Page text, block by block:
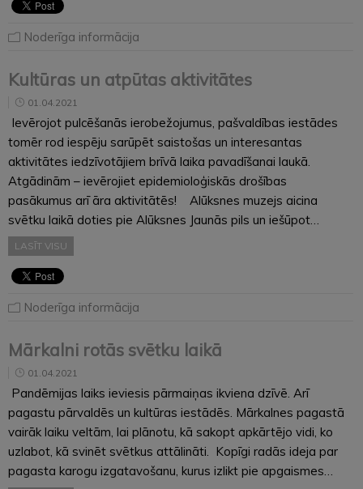
Noderīga informācija
Kultūras un atpūtas aktivitātes
01.04.2021
Ievērojot pulcēšanās ierobežojumus, pašvaldības iestādes
tomēr rod iespēju sarūpēt saistošas un interesantas
aktivitātes iedzīvotājiem brīvā laika pavadīšanai laukā.
Atgādinām – ievērojiet epidemioloģiskās drošības
pasākumus arī āra aktivitātēs! Alūksnes muzejs aicina
svētku laikā doties pie Alūksnes Jaunās pils un iešūpot…
LASĪT VISU
Noderīga informācija
Mārkalni rotās svētku laikā
01.04.2021
Pandēmijas laiks ieviesis pārmaiņas ikviena dzīvē. Arī
pagastu pārvaldēs un kultūras iestādēs. Mārkalnes pagastā
vairāk laiku veltām, lai plānotu, kā sakopt apkārtējo vidi, ko
uzlabot, kā svinēt svētkus attālināti. Kopīgi radās ideja par
pagasta karogu izgatavošanu, kurus izlikt pie apgaismes…